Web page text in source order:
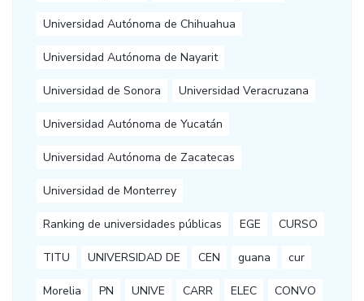
Universidad Autónoma de Chihuahua
Universidad Autónoma de Nayarit
Universidad de Sonora Universidad Veracruzana
Universidad Autónoma de Yucatán
Universidad Autónoma de Zacatecas
Universidad de Monterrey
Ranking de universidades públicas EGE CURSO
TITU UNIVERSIDAD DE CEN guana cur
Morelia PN UNIVE CARR ELEC CONVO